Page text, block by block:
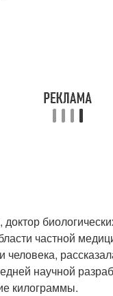
частной
человека,
научной
килограммы.